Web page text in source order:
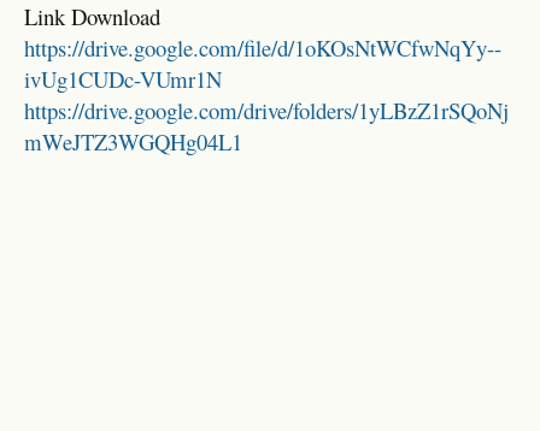
Link Download
https://drive.google.com/file/d/1oKOsNtWCfwNqYy--
ivUg1CUDc-VUmr1N
https://drive.google.com/drive/folders/1yLBzZ1rSQoNj
mWeJTZ3WGQHg04L1